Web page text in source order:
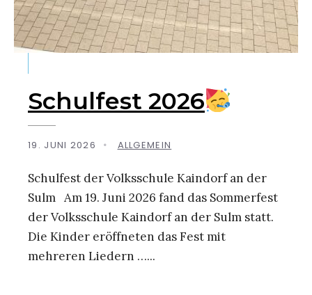
Schulfest 2026
19. JUNI 2026 • ALLGEMEIN
Schulfest der Volksschule Kaindorf an der
Sulm Am 19. Juni 2026 fand das Sommerfest
der Volksschule Kaindorf an der Sulm statt.
Die Kinder eröffneten das Fest mit
mehreren Liedern …...